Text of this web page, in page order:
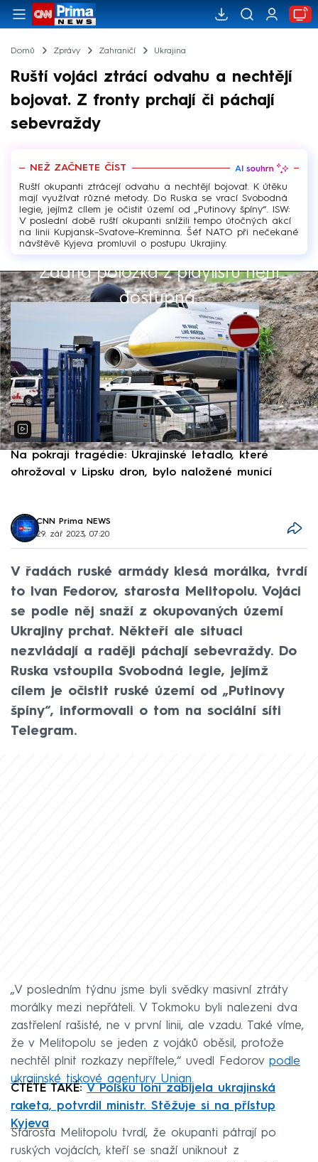
Domů Zprávy Zahraničí Ukrajina
Ruští vojáci ztrácí odvahu a nechtějí
bojovat. Z fronty prchají či páchají
sebevraždy
NEŽ ZAČNETE ČÍST
Ruští okupanti ztrácejí odvahu a nechtějí bojovat. K útěku
mají využívat různé metody. Do Ruska se vrací Svobodná
legie, jejímž cílem je očistit území od „Putinovy špíny“. ISW:
V poslední době ruští okupanti snížili tempo útočných akcí
na linii Kupjansk–Svatove–Kreminna. Šéf NATO při nečekané
návštěvě Kyjeva promluvil o postupu Ukrajiny.
Žádná položka z playlistu není
dostupná.
Výběr redakce
Na pokraji tragédie: Ukrajinské letadlo, které
ohrožoval v Lipsku dron, bylo naložené municí
CNN Prima NEWS
29. zář 2023, 07:20
V řadách ruské armády klesá morálka, tvrdí
to Ivan Fedorov, starosta Melitopolu. Vojáci
se podle něj snaží z okupovaných území
Ukrajiny prchat. Někteří ale situaci
nezvládají a raději páchají sebevraždy. Do
Ruska vstoupila Svobodná legie, jejímž
cílem je očistit ruské území od „Putinovy
špíny“, informovali o tom na sociální síti
Telegram.
„V posledním týdnu jsme byli svědky masivní ztráty
morálky mezi nepřáteli. V Tokmoku byli nalezeni dva
zastřelení rašisté, ne v první linii, ale vzadu. Také víme,
že v Melitopolu se jeden z vojáků oběsil, protože
nechtěl plnit rozkazy nepřítele,“ uvedl Fedorov podle
ukrajinské tiskové agentury Unian.
ČTĚTE TAKÉ: V Polsku loni zabíjela ukrajinská
raketa, potvrdil ministr. Stěžuje si na přístup
Kyjeva
Starosta Melitopolu tvrdí, že okupanti pátrají po
ruských vojácích, kteří se snaží uniknout z